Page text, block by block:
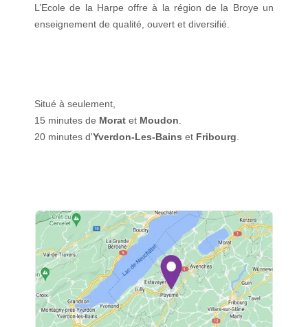
L’Ecole de la Harpe offre à la région de la Broye un
enseignement de qualité, ouvert et diversifié.
Situé à seulement,
15 minutes de Morat et Moudon
20 minutes d'Yverdon-Les-Bains et Fribourg